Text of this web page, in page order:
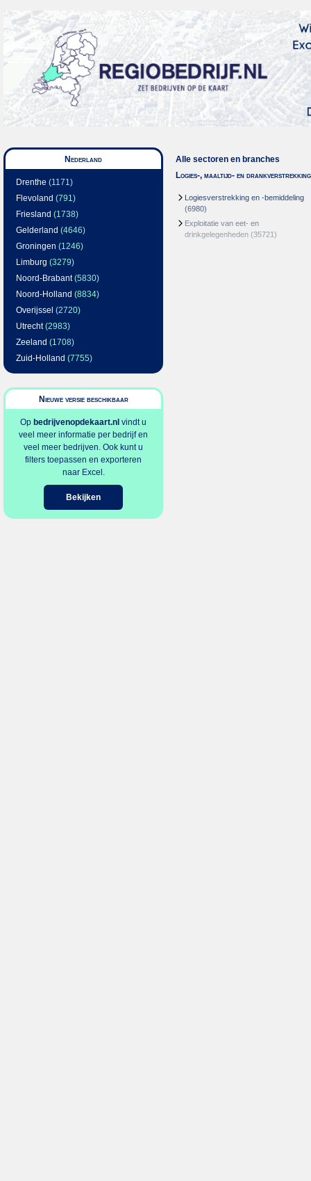
Nederland
Drenthe (1171)
Flevoland (791)
Friesland (1738)
Gelderland (4646)
Groningen (1246)
Limburg (3279)
Noord-Brabant(5830)
Noord-Holland (8834)
Overijssel (2720)
Utrecht(2983)
Zeeland (1708)
Zuid-Holland (7755)
Nieuwe versie beschikbaar
Op bedrijvenopdekaart.nl vindt u
veel meer informatie per bedrijf en
veel meer bedrijven. Ook kunt u
filters toepassen en exporteren
naar Excel.
Bekijken
Alle sectoren en branches
Logies-, maaltijd- en drankverstrekking
Logiesverstrekking en -bemiddeling
(6980)
Exploitatie van eet- en
drinkgelegenheden (35721)